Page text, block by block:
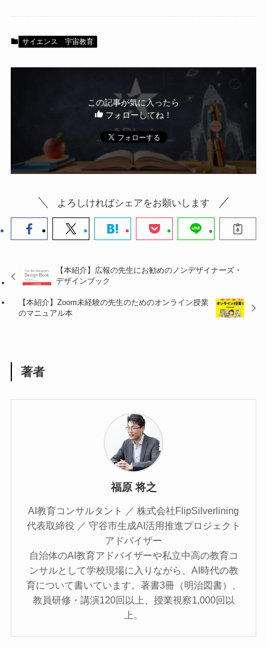
e
b
er
サイエンス 宇宙教育
この記事が気に入ったら
フォローしてね！
よろしければシェアをお願いします
【本紹介】広報の先生にお勧めのノンデザイナーズ・
デザインブック
【本紹介】Zoom未経験の先生のためのオンライン授業
のマニュアル本
著者
福原 将之
AI教育コンサルタント ／ 株式会社FlipSilverlining
代表取締役 ／ 守谷市生成AI活用推進プロジェクト
アドバイザー
自治体のAI教育アドバイザーや私立中高の教育コ
ンサルとして学校現場に入りながら、AI時代の教
育について書いています。著書3冊（明治図書）、
教員研修・講演120回以上、授業視察1,000回以
上。